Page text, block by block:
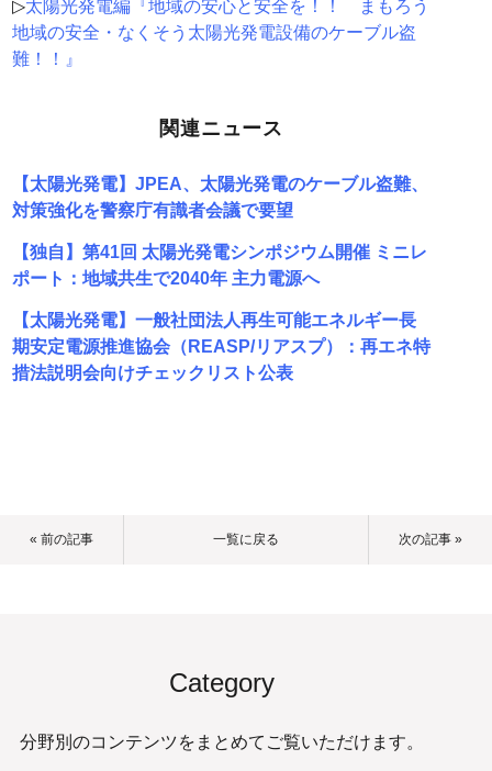
▷太陽光発電編『地域の安心と安全を！！ まもろう
地域の安全・なくそう太陽光発電設備のケーブル盗
難！！』
関連ニュース
【太陽光発電】JPEA、太陽光発電のケーブル盗難、
対策強化を警察庁有識者会議で要望
【独自】第41回 太陽光発電シンポジウム開催 ミニレ
ポート：地域共生で2040年 主力電源へ
【太陽光発電】一般社団法人再生可能エネルギー長
期安定電源推進協会（REASP/リアスプ）：再エネ特
措法説明会向けチェックリスト公表
« 前の記事 一覧に戻る 次の記事 »
Category
分野別のコンテンツをまとめてご覧いただけます。